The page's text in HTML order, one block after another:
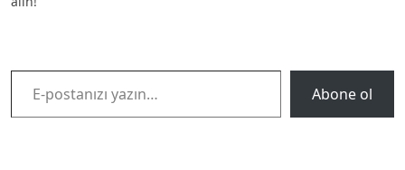
E-postanızı yazın…
Abone ol